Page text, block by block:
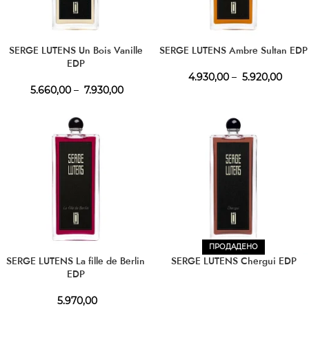
SERGE LUTENS Un Bois Vanille
EDP
5.660,00 – 7.930,00
SERGE LUTENS Ambre Sultan EDP
4.930,00 – 5.920,00
SERGE LUTENS La fille de Berlin
EDP
5.970,00
ПРОДАДЕНО
SERGE LUTENS Chergui EDP